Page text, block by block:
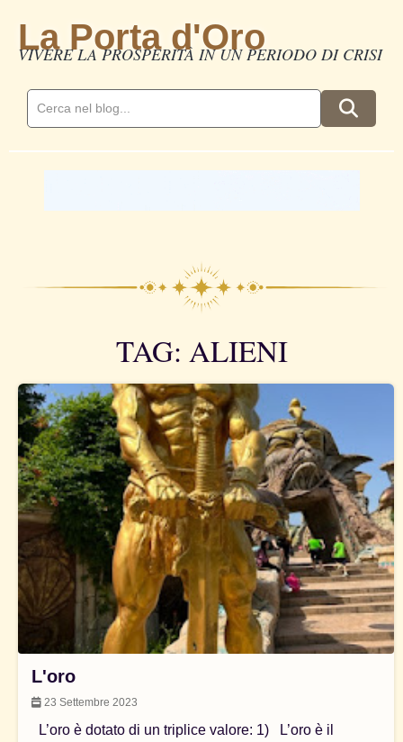
La Porta d'Oro
VIVERE LA PROSPERITÀ IN UN PERIODO DI CRISI
TAG: ALIENI
L'oro
23 Settembre 2023
L’oro è dotato di un triplice valore: 1) L’oro è il